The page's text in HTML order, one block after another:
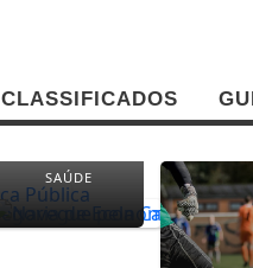
CLASSIFICADOS
SAÚDE